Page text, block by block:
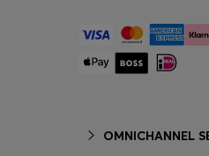
OMNICHANNEL